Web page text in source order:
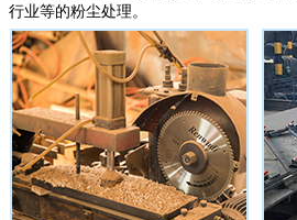
行业等的粉尘处理。